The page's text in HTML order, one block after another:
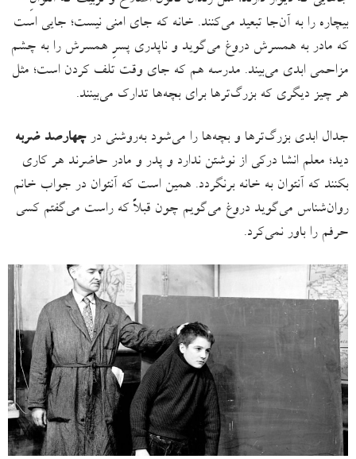
بیچاره را به آن‌جا تبعید می‌کنند. خانه که جای امنی نیست؛ جایی است
که مادر به همسرش دروغ می‌گوید و ناپدری پسرِ همسرش را به چشم
مزاحمی ابدی می‌بیند. مدرسه هم که جای وقت تلف کردن است؛ مثل
هر چیز دیگری که بزرگ‌ترها برای بچه‌ها تدارک می‌بینند.
جدال ابدی بزرگ‌ترها و بچه‌ها را می‌شود به‌روشنی درچهارصد ضربه
دید؛ معلم‌ انشا درکی از نوشتن ندارد و پدر و مادر حاضرند هر کاری
بکنند که آنتوان به خانه برنگردد. همین است که آنتوان در جواب خانم
روان‌شناس می‌گوید دروغ می‌گویم چون قبلاً که راست می‌گفتم کسی
حرفم را باور نمی‌کرد.